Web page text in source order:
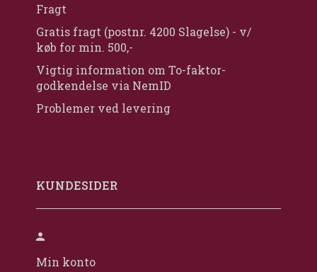
Fragt
Gratis fragt (postnr. 4200 Slagelse) - v/
køb for min. 500,-
Vigtig information om To-faktor-
godkendelse via NemID
Problemer ved levering
KUNDESIDER
Min konto